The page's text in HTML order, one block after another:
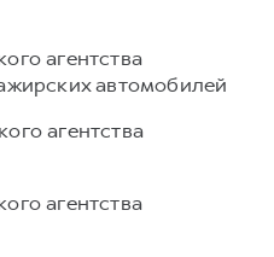
агентства
автомобилей
агентства
агентства